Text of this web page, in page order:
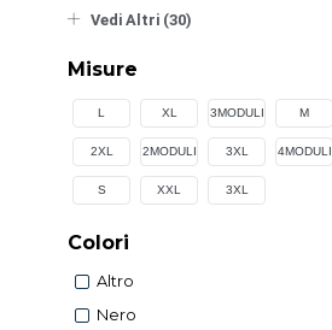
Vedi Altri (30)
Misure
L XL 3MODULI M
2XL 2MODULI 3XL 4MODULI
S XXL 3XL
Colori
Altro
Nero